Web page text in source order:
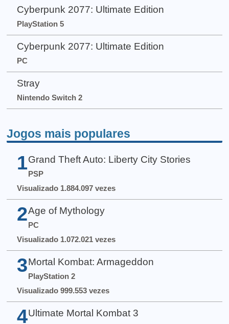
Cyberpunk 2077: Ultimate Edition
PlayStation 5
Cyberpunk 2077: Ultimate Edition
PC
Stray
Nintendo Switch 2
Jogos mais populares
1 Grand Theft Auto: Liberty City Stories
PSP
Visualizado 1.884.097 vezes
2 Age of Mythology
PC
Visualizado 1.072.021 vezes
3 Mortal Kombat: Armageddon
PlayStation 2
Visualizado 999.553 vezes
4 Ultimate Mortal Kombat 3